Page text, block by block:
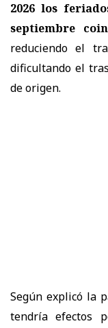
2026 los
septiembre
reduciendo el
dificultando el
de origen.
Según explicó la
tendría efectos